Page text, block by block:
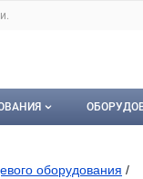
eqinfo.ru
оборудования /